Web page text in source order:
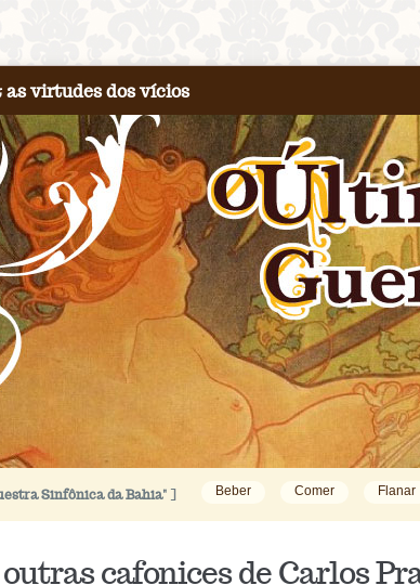
virtudes dos vícios
Sinfônica da Bahia" ] Beber Comer Flanar
cafonices de Carlos